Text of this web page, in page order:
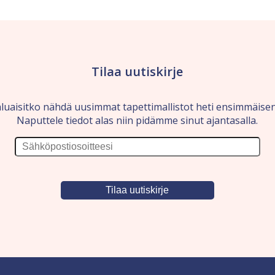
Tilaa uutiskirje
nähdä uusimmat tapettimallistot heti
Naputtele tiedot alas niin pidämme sinut ajantasalla.